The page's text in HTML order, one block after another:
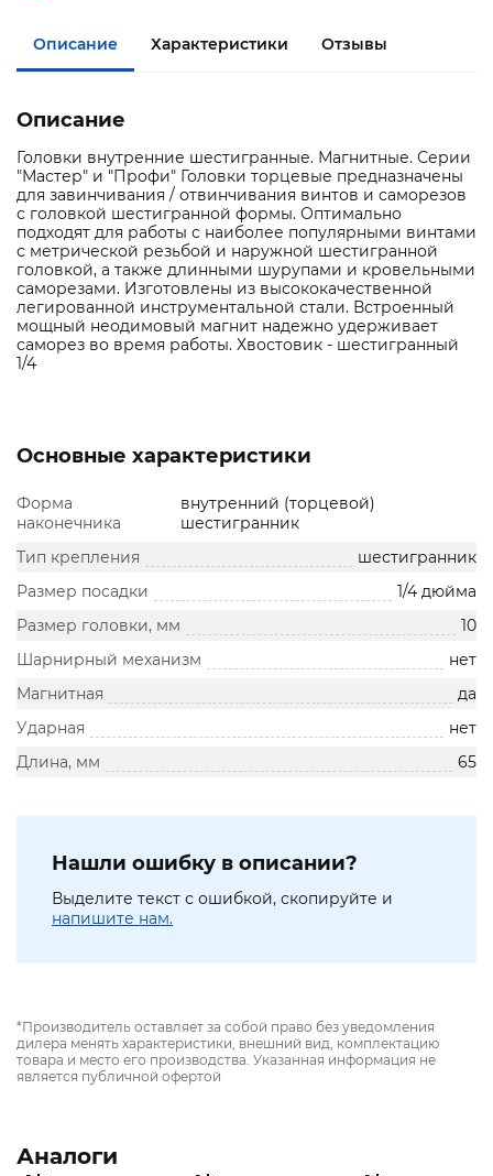
Описание Характеристики Отзывы
Описание
Головки внутренние шестигранные. Магнитные. Серии
"Мастер" и "Профи" Головки торцевые предназначены
для завинчивания / отвинчивания винтов и саморезов
с головкой шестигранной формы. Оптимально
подходят для работы с наиболее популярными винтами
с метрической резьбой и наружной шестигранной
головкой, а также длинными шурупами и кровельными
саморезами. Изготовлены из высококачественной
легированной инструментальной стали. Встроенный
мощный неодимовый магнит надежно удерживает
саморез во время работы. Хвостовик - шестигранный
1/4
Основные характеристики
Форма
наконечника
внутренний (торцевой)
шестигранник
Тип крепления
шестигранник
Размер посадки
1/4 дюйма
Размер головки, мм
10
Шарнирный механизм
нет
Магнитная
да
Ударная
нет
Длина, мм
65
Нашли ошибку в описании?
Выделите текст с ошибкой, скопируйте и
напишите нам.
*Производитель оставляет за собой право без уведомления
дилера менять характеристики, внешний вид, комплектацию
товара и место его производства. Указанная информация не
является публичной офертой
Аналоги